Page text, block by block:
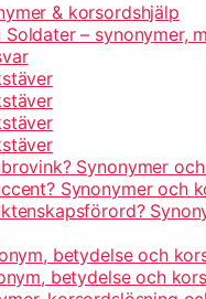
& korsordshjälp
Soldater – synonymer,
Synonymer
Synonymer och
betydelse och
betydelse och